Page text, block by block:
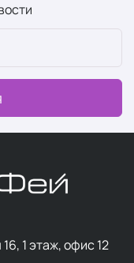
1 этаж, офис 12